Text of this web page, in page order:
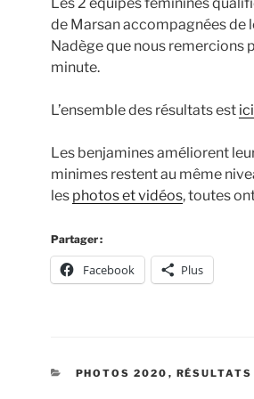
de Marsan accompagnées de
Nadège que nous remercions
minute.
L’ensemble des résultats est ici
Les benjamines améliorent
minimes restent au même
les photos et vidéos, toutes
Partager :
Facebook Plus
CATÉGORIES
PHOTOS 2020 , RÉSULTATS